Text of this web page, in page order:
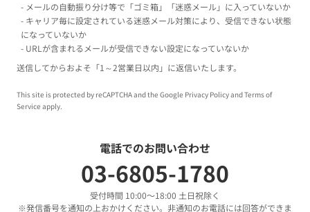
- メールの自動振り分け等で「ゴミ箱」「迷惑メール」に入っていないか
- キャリア毎に設定されている迷惑メール対策により、受信できない状態
になっていないか
- URLが含まれるメールが受信できない設定になっていないか
送信してからおよそ「1～2営業日以内」に返信いたします。
This site is protected by reCAPTCHA and the Google Privacy PolicyandTerms of
Service apply.
電話でのお問い合わせ
03-6805-1780
受付時間 10:00〜18:00 土日祝除く
※発信番号を通知の上おかけください。非通知のお電話には回答ができま